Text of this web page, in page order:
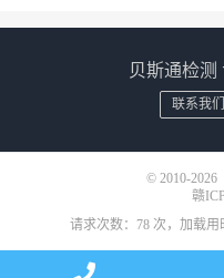
贝斯通检测
联系我们
© 2010-2026
赣
请求次数：78 次，加载用